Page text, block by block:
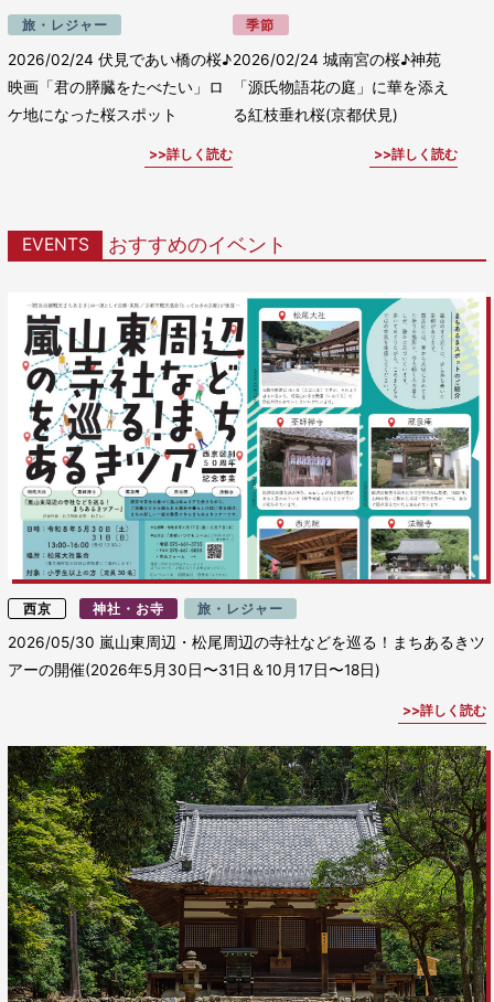
旅・レジャー
2026/02/24伏見であい橋の桜♪
映画「君の膵臓をたべたい」ロ
ケ地になった桜スポット
詳しく読む
季節
2026/02/24 城南宮の桜♪神苑
「源氏物語花の庭」に華を添え
る紅枝垂れ桜(京都伏見)
詳しく読む
EVENTS おすすめのイベント
西京 神社・お寺 旅・レジャー
2026/05/30 嵐山東周辺・松尾周辺の寺社などを巡る！まちあるきツ
アーの開催(2026年5月30日〜31日＆10月17日〜18日)
詳しく読む